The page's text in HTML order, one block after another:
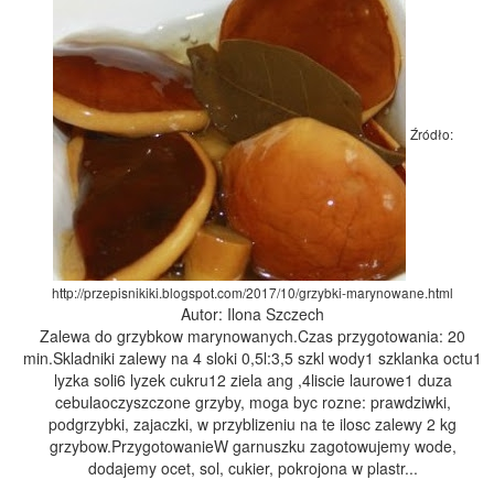
Źródło:
http://przepisnikiki.blogspot.com/2017/10/grzybki-marynowane.html
Autor: Ilona Szczech
Zalewa do grzybkow marynowanych.Czas przygotowania: 20
min.Skladniki zalewy na 4 sloki 0,5l:3,5 szkl wody1 szklanka octu1
lyzka soli6 lyzek cukru12 ziela ang ,4liscie laurowe1 duza
cebulaoczyszczone grzyby, moga byc rozne: prawdziwki,
podgrzybki, zajaczki, w przyblizeniu na te ilosc zalewy 2 kg
grzybow.PrzygotowanieW garnuszku zagotowujemy wode,
dodajemy ocet, sol, cukier, pokrojona w plastr...